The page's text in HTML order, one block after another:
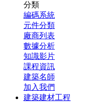
分類
編碼系統
元件分類
廠商列表
數據分析
知識影片
課程資訊
建築名師
加入我們
建築建材工程